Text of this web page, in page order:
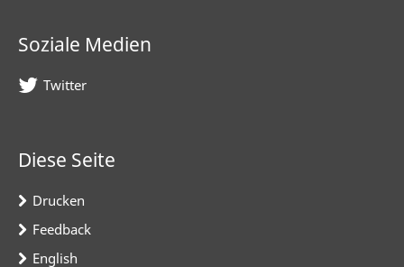
Soziale Medien
Twitter
Diese Seite
Drucken
Feedback
English